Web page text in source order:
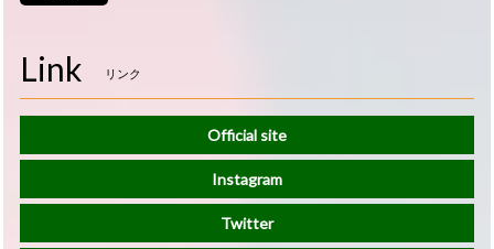
Link リンク
Official site
Instagram
Twitter